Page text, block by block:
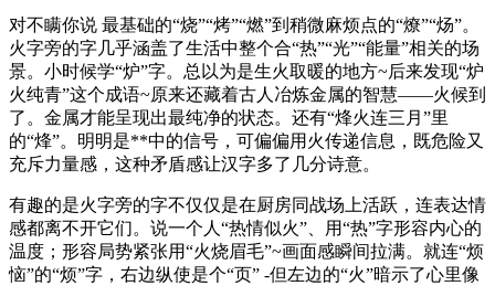
对不瞒你说 最基础的“烧”“烤”“燃”到稍微麻烦点的“燎”“炀”。
火字旁的字几乎涵盖了生活中整个合“热”“光”“能量”相关的场
景。小时候学“炉”字。总以为是生火取暖的地方~后来发现“炉
火纯青”这个成语~原来还藏着古人冶炼金属的智慧——火候到
了。金属才能呈现出最纯净的状态。还有“烽火连三月”里
的“烽”。明明是**中的信号，可偏偏用火传递信息，既危险又
充斥力量感，这种矛盾感让汉字多了几分诗意。
有趣的是火字旁的字不仅仅是在厨房同战场上活跃，连表达情
感都离不开它们。说一个人“热情似火”、用“热”字形容内心的
温度；形容局势紧张用“火烧眉毛”~画面感瞬间拉满。就连“烦
恼”的“烦”字，右边纵使是个“页” -但左边的“火”暗示了心里像